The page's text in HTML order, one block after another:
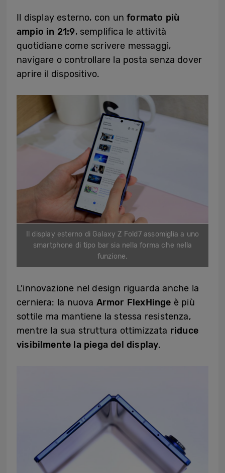
Il display esterno, con unformato più
ampio in 21:9, semplifica le attività
quotidiane come scrivere messaggi,
navigare o controllare la posta senza dover
aprire il dispositivo.
Il display esterno di Galaxy Z Fold7 assomiglia a uno
smartphone di tipo bar sia nella forma che nella
funzione.
L’innovazione nel design riguarda anche la
cerniera: la nuova Armor FlexHinge è più
sottile ma mantiene la stessa resistenza,
mentre la sua struttura ottimizzata riduce
visibilmente la piega del display.